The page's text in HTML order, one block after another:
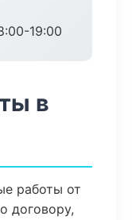
19:00
в
работы от
договору,